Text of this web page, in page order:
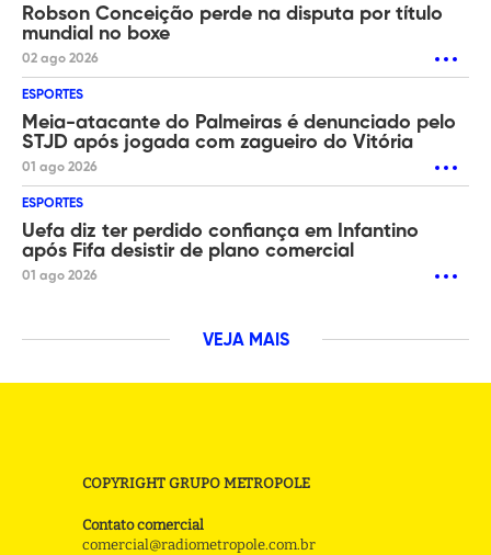
Robson Conceição perde na disputa por título
mundial no boxe
02 ago 2026
ESPORTES
Meia-atacante do Palmeiras é denunciado pelo
STJD após jogada com zagueiro do Vitória
01 ago 2026
ESPORTES
Uefa diz ter perdido confiança em Infantino
após Fifa desistir de plano comercial
01 ago 2026
VEJA MAIS
COPYRIGHT GRUPO METROPOLE
Contato comercial
comercial@radiometropole.com.br